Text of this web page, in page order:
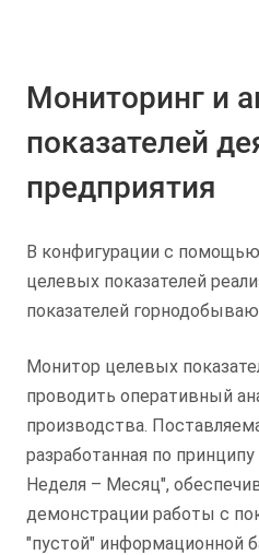
Мониторинг и
показателей
предприятия
В конфигурации с
целевых показателей
показателей
Монитор целевых
проводить оперативный
производства.
разработанная по
Неделя – Месяц",
демонстрации работы с
"пустой" информационной